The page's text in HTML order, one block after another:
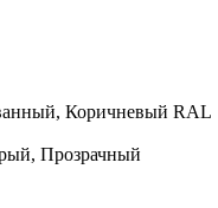
Коричневый RAL
Прозрачный